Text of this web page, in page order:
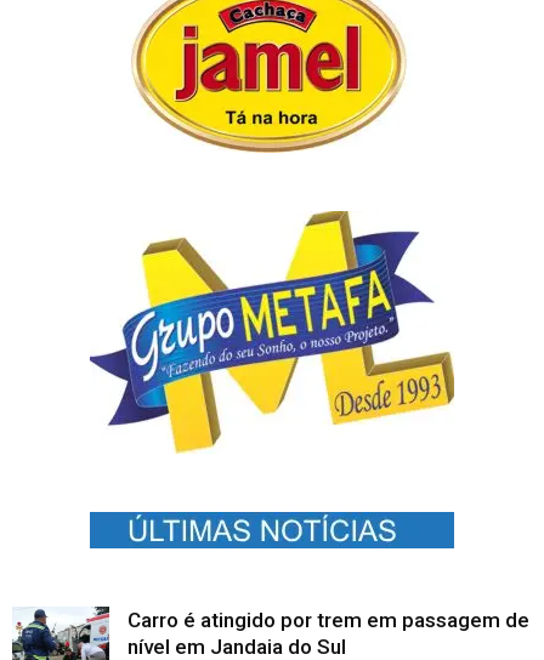
Carro é atingido por trem em passagem de
nível em Jandaia do Sul